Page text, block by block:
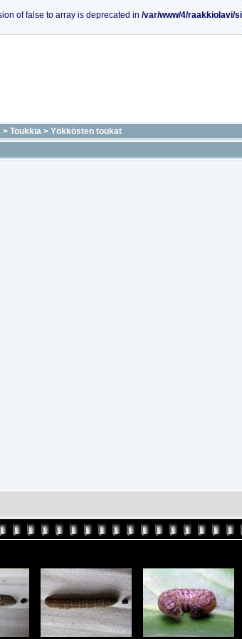
of false to array is deprecated in /var/www/4/raakkiolavi/
> Toukkia > Yökkösten toukat